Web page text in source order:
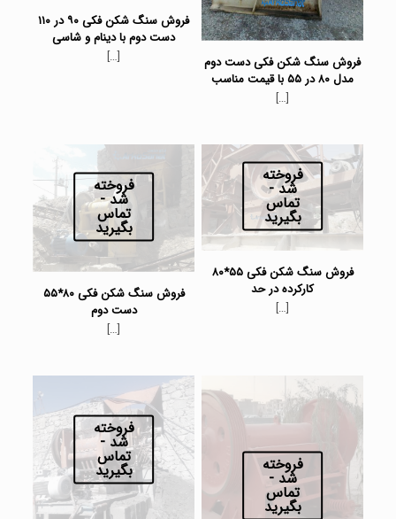
فروش سنگ شکن فکی دست دوم
مدل ۸۰ در ۵۵ با قیمت مناسب
[…]
فروش سنگ شکن فکی ۹۰ در ۱۱۰
دست دوم با دینام و شاسی
[…]
فروخته
شد -
تماس
بگیرید
فروش سنگ شکن فکی ۵۵*۸۰
کارکرده در حد
[…]
فروخته
شد -
تماس
بگیرید
فروش سنگ شکن فکی ۸۰*۵۵
دست دوم
[…]
فروخته
شد -
تماس
بگیرید
فروخته
شد -
تماس
بگیرید